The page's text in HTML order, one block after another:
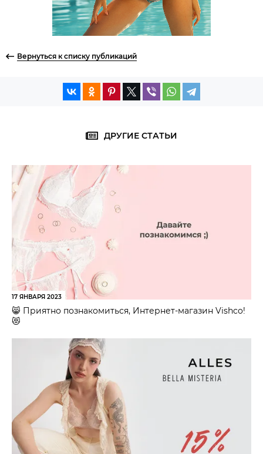
Вернуться к списку публикаций
ДРУГИЕ СТАТЬИ
17 ЯНВАРЯ 2023
😸 Приятно познакомиться, Интернет-магазин Vishco!
😻